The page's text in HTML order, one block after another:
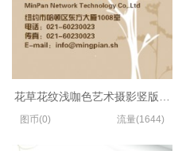
花草花纹浅咖色艺术摄影竖版名
图币(0) 流量(1644)